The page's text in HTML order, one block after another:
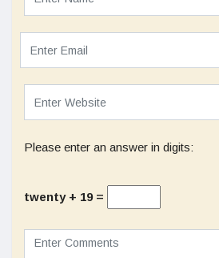
Please enter an answer in digits:
twenty + 19 =